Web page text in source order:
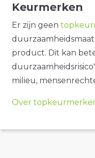
Keurmerken
Er zijn geen
product. Dit kan
milieu,
Over